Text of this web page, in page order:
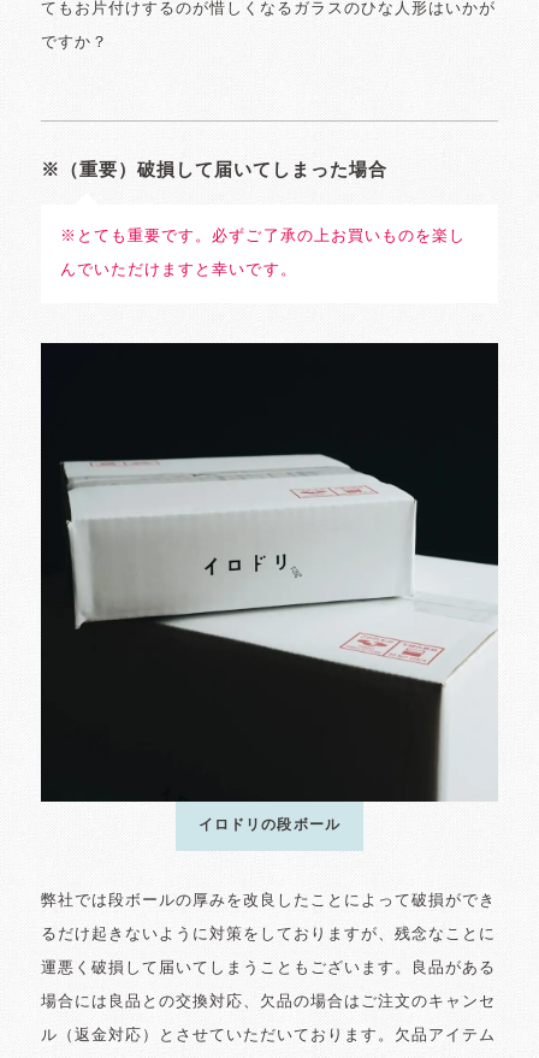
てもお片付けするのが惜しくなるガラスのひな人形はいかが
ですか？
※（重要）破損して届いてしまった場合
※とても重要です。必ずご了承の上お買いものを楽し
んでいただけますと幸いです。
イロドリの段ボール
弊社では段ボールの厚みを改良したことによって破損ができ
るだけ起きないように対策をしておりますが、残念なことに
運悪く破損して届いてしまうこともございます。良品がある
場合には良品との交換対応、欠品の場合はご注文のキャンセ
ル（返金対応）とさせていただいております。欠品アイテム